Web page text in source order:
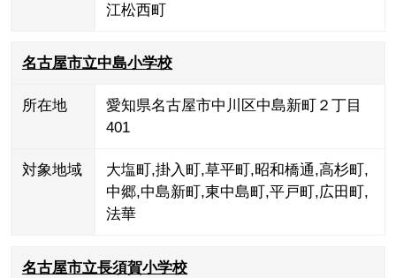
江松西町
名古屋市立中島小学校
所在地
愛知県名古屋市中川区中島新町２丁目
401
対象地域 大塩町 ,掛入町 ,草平町 ,昭和橋通,高杉町 ,
中郷,中島新町 ,東中島町 ,平戸町 ,広田町 ,
法華
名古屋市立長須賀小学校